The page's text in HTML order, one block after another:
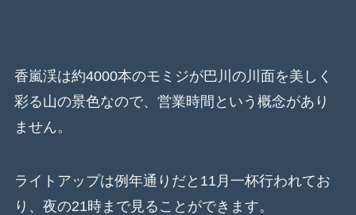
香嵐渓は約4000本のモミジが巴川の川面を美しく
彩る山の景色なので、営業時間という概念があり
ません。
ライトアップは例年通りだと11月一杯行われてお
り、夜の21時まで見ることができます。